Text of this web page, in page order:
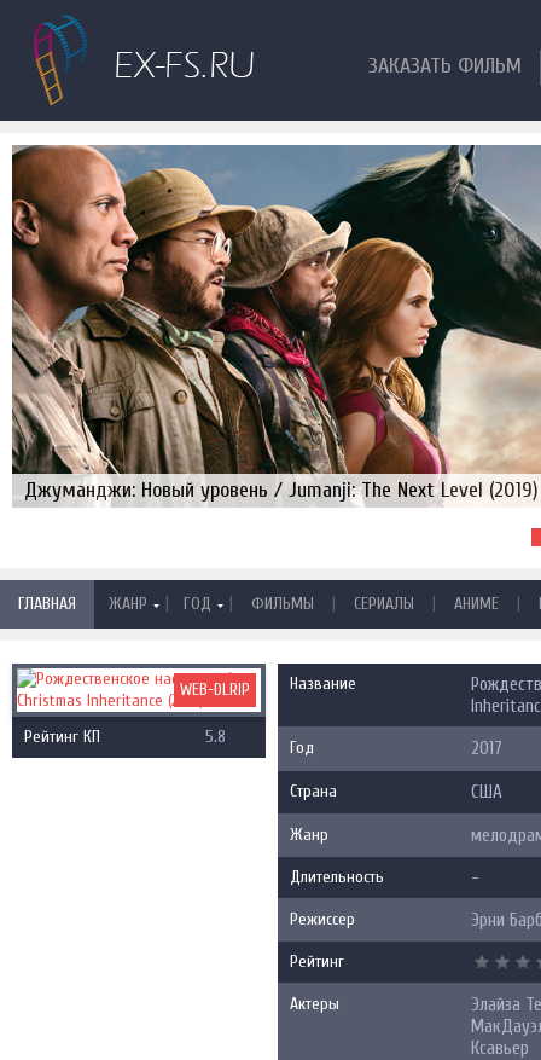
ЗАКАЗАТЬ ФИЛЬМ
Джуманджи: Новый уровень / Jumanji: The Next Level (2019)
ГЛАВНАЯ ЖАНР | ГОД | ФИЛЬМЫ | СЕРИАЛЫ | АНИМЕ |
WEB-DLRIP
Рейтинг КП 5.8
Название
Год 2017
Страна США
Жанр
Длительность -
Режиссер Эрни
Рейтинг
Актеры
Элайза
Ксавьер